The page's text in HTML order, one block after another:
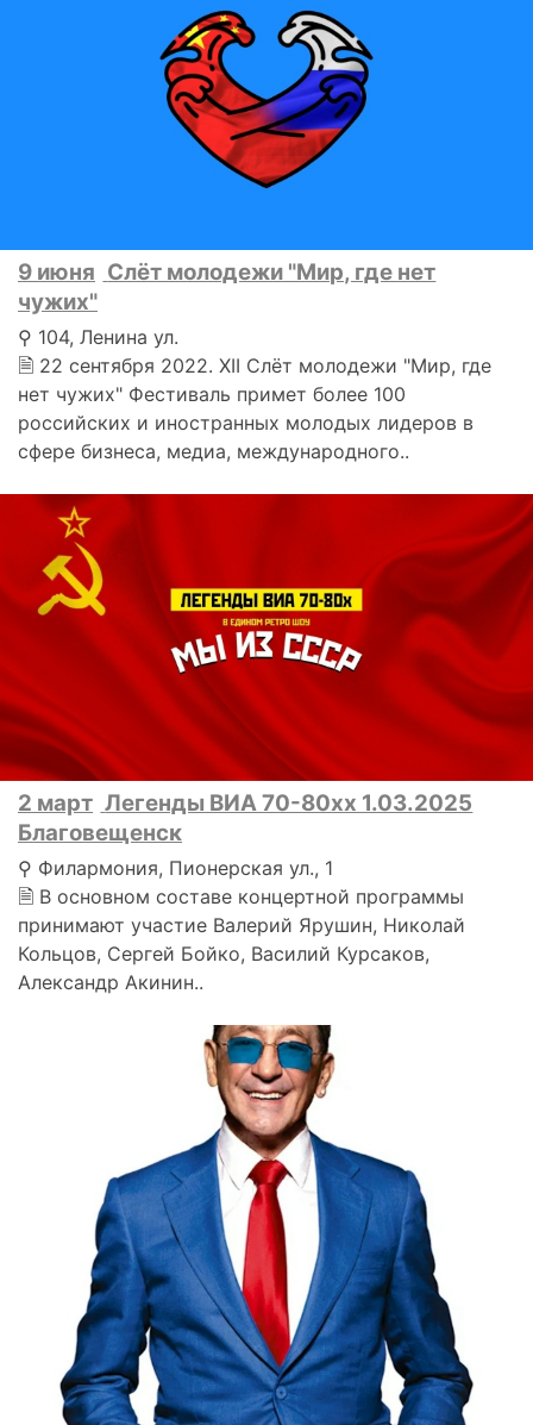
9 июня Слёт молодежи "Мир, где нет
чужих"
⚲ 104, Ленина ул.
🗎 22 сентября 2022. XII Слёт молодежи "Мир, где
нет чужих" Фестиваль примет более 100
российских и иностранных молодых лидеров в
сфере бизнеса, медиа, международного..
2 март Легенды ВИА 70-80хх 1.03.2025
Благовещенск
⚲ Филармония, Пионерская ул., 1
🗎 В основном составе концертной программы
принимают участие Валерий Ярушин, Николай
Кольцов, Сергей Бойко, Василий Курсаков,
Александр Акинин..